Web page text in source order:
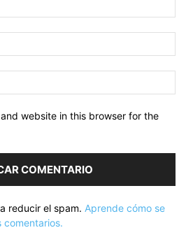
website in this browser for the
reducir el spam. Aprende cómo se
comentarios.